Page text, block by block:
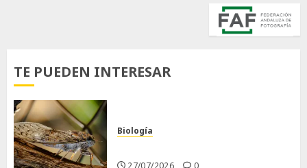
TE PUEDEN INTERESAR
Biología
27/07/2026 0